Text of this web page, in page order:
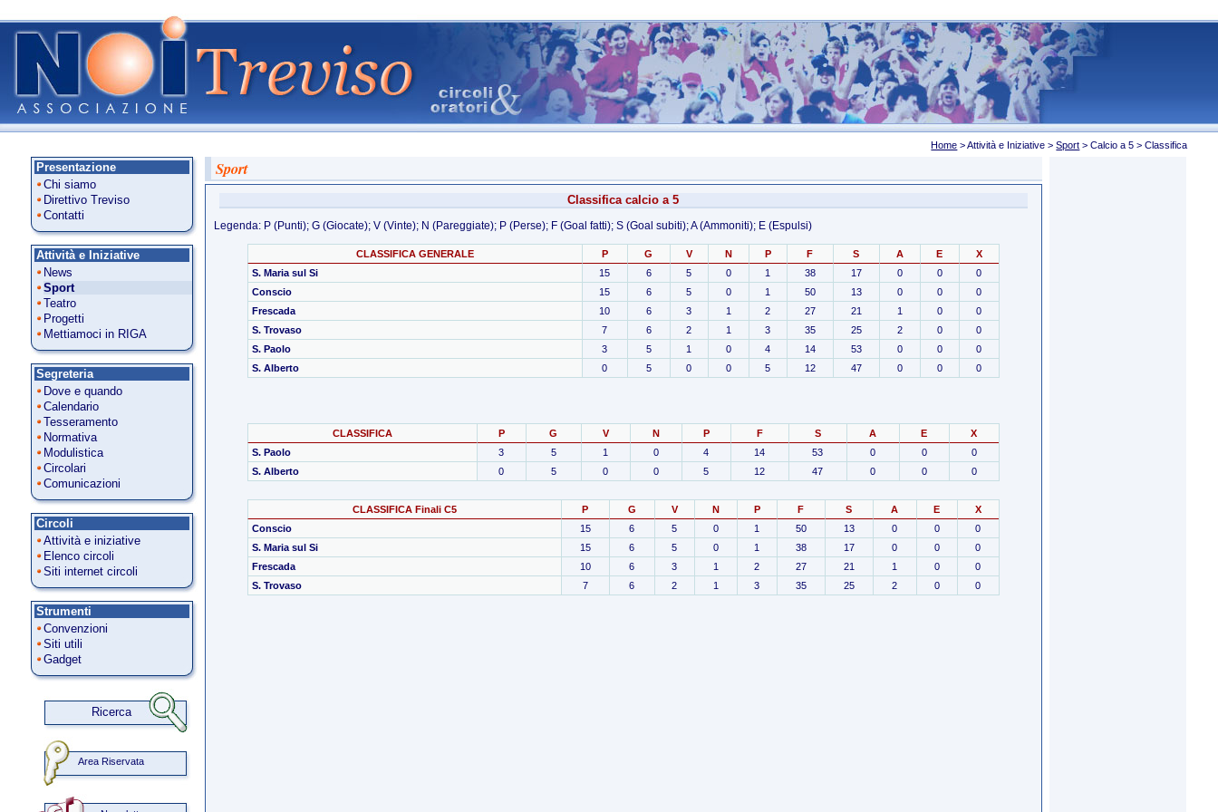
Home > Attività e Iniziative >Sport > Calcio a 5 > Classifica
Presentazione
Chi siamo
Direttivo Treviso
Contatti
Attività e Iniziative
News
Sport
Teatro
Progetti
Mettiamoci in RIGA
Segreteria
Dove e quando
Calendario
Tesseramento
Normativa
Modulistica
Circolari
Comunicazioni
Circoli
Attività e iniziative
Elenco circoli
Siti internet circoli
Strumenti
Convenzioni
Siti utili
Gadget
Ricerca
Area Riservata
Sport
Classifica calcio a 5
Legenda: P (Punti); G (Giocate); V (Vinte); N (Pareggiate); P (Perse); F (Goal fatti); S (Goal subiti); A (Ammoniti); E (Espulsi)
CLASSIFICA GENERALE P G V N P F S A E
X
S. Maria sul Si
15 6 5 0 1 38 17 0 0
0
Conscio
15 6 5 0 1 50 13 0 0
0
Frescada
10 6 3 1 2 27 21 1 0
0
S. Trovaso
7 6 2 1 3 35 25 2 0
0
S. Paolo
3 5 1 0 4 14 53 0 0
0
S. Alberto
0 5 0 0 5 12 47 0 0 0
CLASSIFICA P G V N P F S A E
X
S. Paolo
3 5 1 0 4 14 53 0 0
0
S. Alberto
0 5 0 0 5 12 47 0 0 0
CLASSIFICA Finali C5 P G V N P F S A E
X
Conscio
15 6 5 0 1 50 13 0 0
0
S. Maria sul Si
15 6 5 0 1 38 17 0 0
0
Frescada
10 6 3 1 2 27 21 1 0
0
S. Trovaso
7 6 2 1 3 35 25 2 0 0